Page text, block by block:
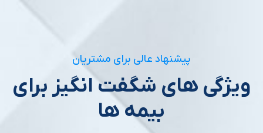
پیشنهاد عالی برای مشتریان
ویژگی های شگفت انگیز برای
بیمه ها